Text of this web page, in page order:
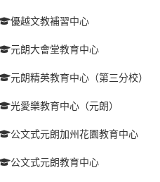
優越文教補習中心
元朗大會堂教育中心
元朗精英教育中心（第三分校）
光愛樂教育中心（元朗）
公文式元朗加州花園教育中心
公文式元朗教育中心